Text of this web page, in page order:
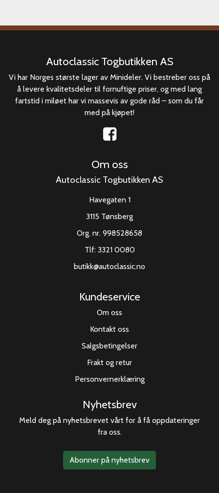
Autoclassic Togbutikken AS
Vi har Norges største lager av Minideler. Vi bestreber oss på
å levere kvalitetsdeler til fornuftige priser, og med lang
fartstid i miløet har vi massevis av gode råd – som du får
med på kjøpet!
Om oss
Autoclassic Togbutikken AS
Havegaten 1
3115 Tønsberg
Org. nr. 998528658
Tlf: 3321 0080
butikk@autoclassic.no
Kundeservice
Om oss
Kontakt oss
Salgsbetingelser
Frakt og retur
Personvernerklæring
Nyhetsbrev
Meld deg på nyhetsbrevet vårt for å få oppdateringer
fra oss.
Abonner på nyhetsbrev